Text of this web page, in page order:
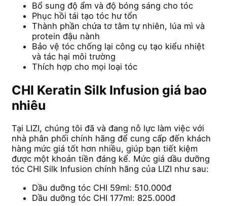
Bổ sung độ ẩm và độ bóng sáng cho tóc
Phục hồi tái tạo tóc hư tổn
Thành phần chứa tơ tằm tự nhiên, lúa mì và
protein đậu nành
Bảo vệ tóc chống lại công cụ tạo kiểu nhiệt
và tác hại môi trường
Thích hợp cho mọi loại tóc
CHI Keratin Silk Infusion giá bao
nhiêu
Tại LIZI, chúng tôi đã và đang nỗ lực làm việc với
nhà phân phối chính hãng để cung cấp đến khách
hàng mức giá tốt hơn nhiều, giúp bạn tiết kiệm
được một khoản tiền đáng kể. Mức giá dầu dưỡng
tóc CHI Silk Infusion chính hãng của LIZI như sau:
Dầu dưỡng tóc CHI 59ml: 510.000đ
Dầu dưỡng tóc CHI 177ml: 825.000đ